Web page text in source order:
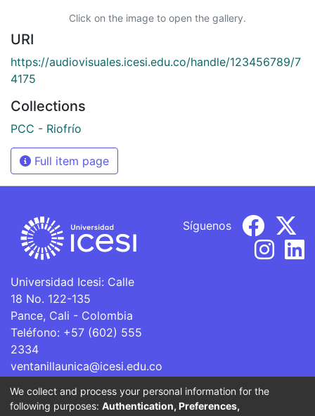
Click on the image to open the gallery.
URI
https://audiovisuales.icesi.edu.co/handle/123456789/7
4175
Collections
PCC - Riofrío
Full item page
Universidad Icesi: Calle
18 No. 122-135
Pance, Cali - Colombia
Teléfono: +57 (602) 555
2334
ventanillaunica@icesi.edu.co
Síguenos
La Universidad Icesi es una Institución de Educación
We collect and process your personal information for the
following purposes: Authentication, Preferences,